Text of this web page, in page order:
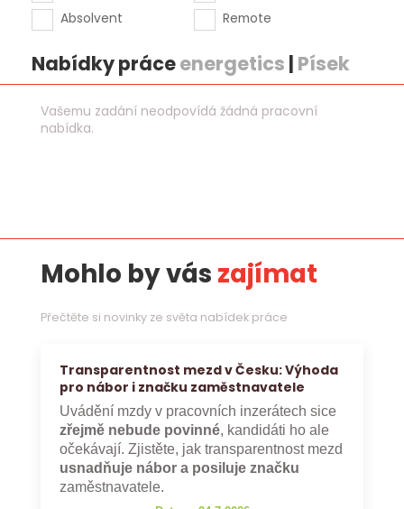
Absolvent
Remote
Nabídky práceenergetics | Písek
Vašemu zadání neodpovídá žádná pracovní
nabídka.
Mohlo by vás zajímat
Přečtěte si novinky ze světa nabídek práce
Transparentnost mezd v Česku: Výhoda
pro nábor i značku zaměstnavatele
Uvádění mzdy v pracovních inzerátech sice
zřejmě nebude povinné, kandidáti ho ale
očekávají. Zjistěte, jak transparentnost mezd
usnadňuje nábor a posiluje značku
zaměstnavatele.